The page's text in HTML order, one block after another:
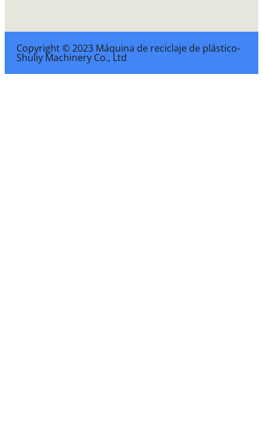
Copyright © 2023 Máquina de reciclaje de plástico-
Shuliy Machinery Co., Ltd